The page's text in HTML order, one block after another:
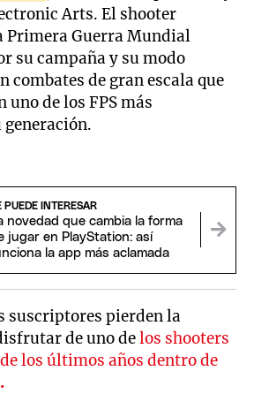
Arts. El shooter
Primera Guerra Mundial
su campaña y su modo
combates de gran escala que
de los FPS más
generación.
PUEDE INTERESAR
novedad que cambia la forma
jugar en PlayStation: así
la app más aclamada
suscriptores pierden la
de uno delos shooters
los últimos años dentro de